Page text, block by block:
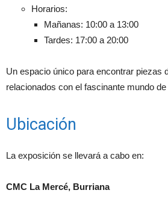
Horarios:
Mañanas: 10:00 a 13:00
Tardes: 17:00 a 20:00
Un espacio único para encontrar piezas
relacionados con el fascinante mundo
Ubicación
La exposición se llevará a cabo en:
CMC La Mercé, Burriana